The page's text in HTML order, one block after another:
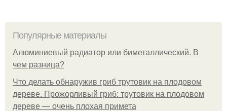
Популярные материалы
Алюминиевый радиатор или биметаллический. В
чем разница?
Что делать обнаружив гриб трутовик на плодовом
дереве. Прожорливый гриб: трутовик на плодовом
дереве — очень плохая примета